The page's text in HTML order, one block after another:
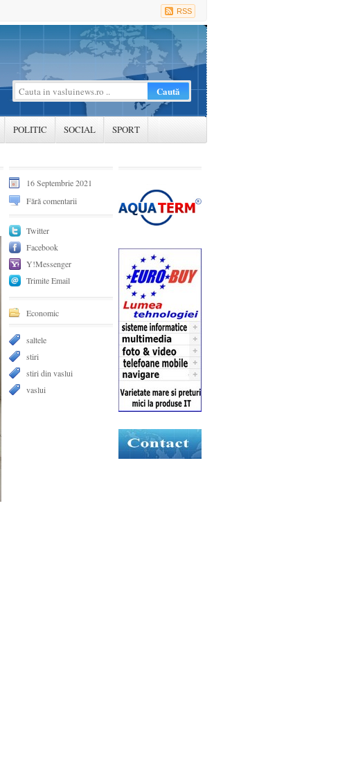
RSS
POLITIC SOCIAL SPORT
16 Septembrie 2021
Fără comentarii
Twitter
Facebook
Y!Messenger
Trimite Email
Economic
saltele
stiri
stiri din vaslui
vaslui